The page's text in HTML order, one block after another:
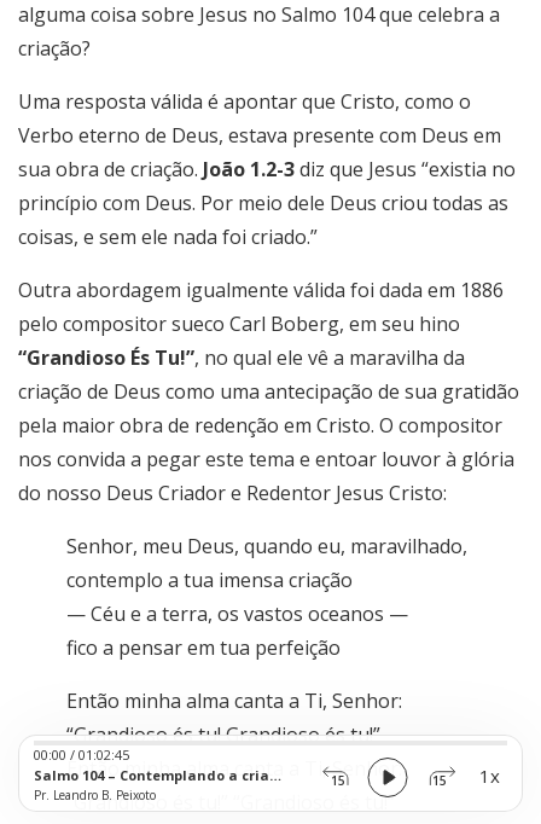
alguma coisa sobre Jesus no Salmo 104 que celebra a
criação?
Uma resposta válida é apontar que Cristo, como o
Verbo eterno de Deus, estava presente com Deus em
sua obra de criação. João 1.2-3diz que Jesus “existia no
princípio com Deus. Por meio dele Deus criou todas as
coisas, e sem ele nada foi criado.”
Outra abordagem igualmente válida foi dada em 1886
pelo compositor sueco Carl Boberg, em seu hino
“Grandioso És Tu!”, no qual ele vê a maravilha da
criação de Deus como uma antecipação de sua gratidão
pela maior obra de redenção em Cristo. O compositor
nos convida a pegar este tema e entoar louvor à glória
do nosso Deus Criador e Redentor Jesus Cristo:
Senhor, meu Deus, quando eu, maravilhado,
contemplo a tua imensa criação
— Céu e a terra, os vastos oceanos —
fico a pensar em tua perfeição
Então minha alma canta a Ti, Senhor:
“Grandioso és tu! Grandioso és tu!”
Então minha alma canta a Ti, Senhor:
“Grandioso és tu!” “Grandioso és tu!”
Salmo 104 – Contemplando a criação
Pr. Leandro B. Peixoto
Audio
Player
15 15
00:00 / 01:02:45
1x